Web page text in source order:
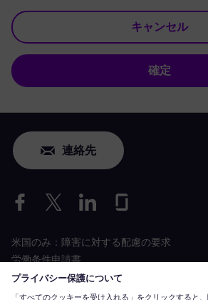
キャンセル
確定
連絡先
米国のみ：障害に対する配慮の要求
労働条件申請書
siemens-energy.comグローバルウェブサイト